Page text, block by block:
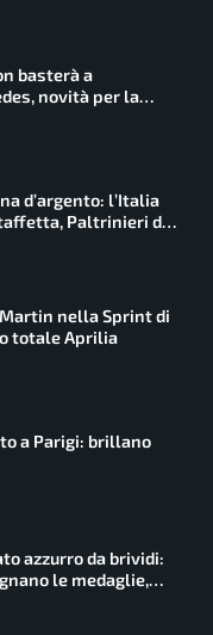
basterà a
novità per la
d’argento: l’Italia
Paltrinieri da
nella Sprint di
totale Aprilia
a Parigi: brillano
azzurro da brividi:
le medaglie,
finale